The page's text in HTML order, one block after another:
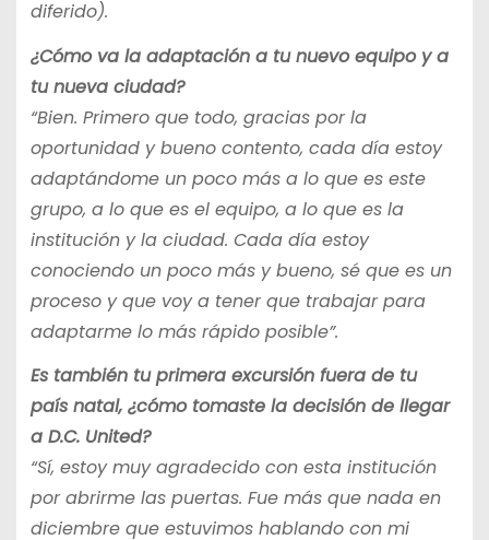
diferido).
¿Cómo va la adaptación a tu nuevo equipo y a
tu nueva ciudad?
“Bien. Primero que todo, gracias por la
oportunidad y bueno contento, cada día estoy
adaptándome un poco más a lo que es este
grupo, a lo que es el equipo, a lo que es la
institución y la ciudad. Cada día estoy
conociendo un poco más y bueno, sé que es un
proceso y que voy a tener que trabajar para
adaptarme lo más rápido posible”.
Es también tu primera excursión fuera de tu
país natal, ¿cómo tomaste la decisión de llegar
a D.C. United?
“Sí, estoy muy agradecido con esta institución
por abrirme las puertas. Fue más que nada en
diciembre que estuvimos hablando con mi